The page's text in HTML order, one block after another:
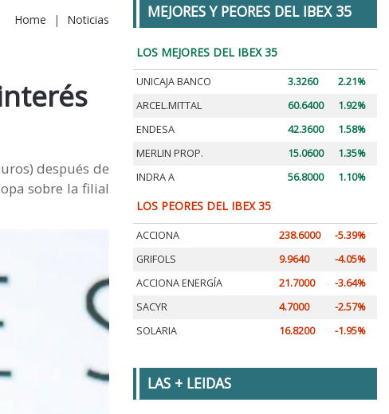
Home | Noticias
después de
sobre la filial
MEJORES Y PEORES DEL IBEX 35
LOS MEJORES DEL IBEX 35
UNICAJA BANCO 3.3260
2.21%
ARCEL.MITTAL
60.6400
1.92%
ENDESA
42.3600
1.58%
MERLIN PROP.
15.0600
1.35%
INDRA A
56.8000 1.10%
LOS PEORES DEL IBEX 35
ACCIONA 238.6000
-5.39%
GRIFOLS
9.9640
-4.05%
ACCIONA ENERGÍA
21.7000
-3.64%
SACYR
4.7000
-2.57%
SOLARIA
16.8200 -1.95%
LAS + LEIDAS